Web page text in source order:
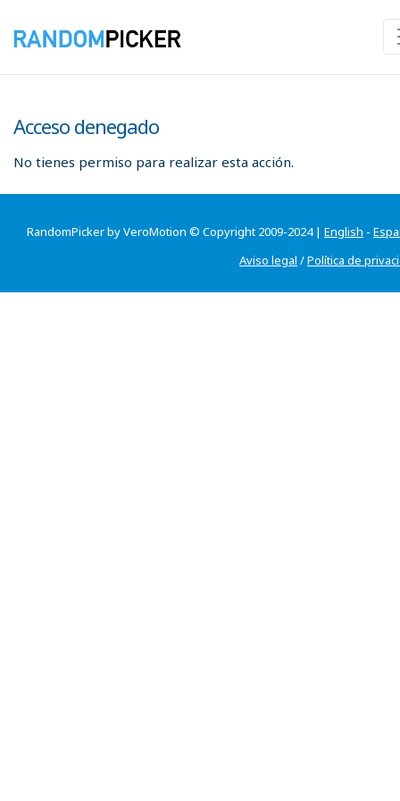
Acceso denegado
No tienes permiso para realizar esta acción.
RandomPicker by VeroMotion © Copyright 2009-2024 | English -
Aviso legal /Política de